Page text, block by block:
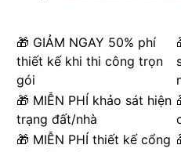
🎁 GIẢM NGAY 50% phí
thiết kế khi thi công trọn
gói
🎁 MIỄN PHÍ khảo sát hiện
trạng đất/nhà
🎁 MIỄN PHÍ thiết kế cổng